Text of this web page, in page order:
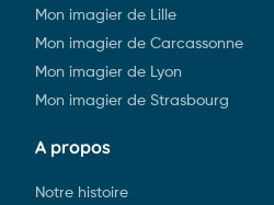
Mon imagier de Lille
Mon imagier de Carcassonne
Mon imagier de Lyon
Mon imagier de Strasbourg
A propos
Notre histoire